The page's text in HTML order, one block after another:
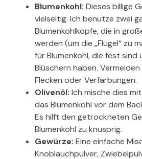
Blumenkohl: Dieses billige
vielseitig. Ich benutze zwei
Blumenkohlköpfe, die in
werden (um die „Flügel“ zu
für Blumenkohl, die fest
Blüschern haben.
Flecken oder Verfärbungen.
Olivenöl: Ich mische dies
das Blumenkohl vor dem
Es hilft den getrockneten
Blumenkohl zu knusprig.
Gewürze: Eine einfache
Knoblauchpulver,